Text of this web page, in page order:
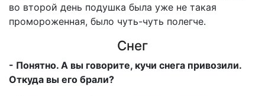
во второй день подушка была уже не такая
промороженная, было чуть-чуть полегче.
Снег
- Понятно. А вы говорите, кучи снега привозили.
Откуда вы его брали?